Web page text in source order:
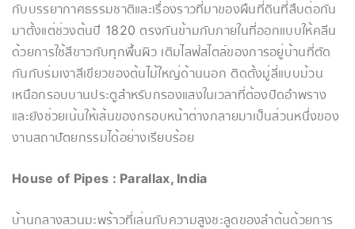
กับบรรยากาศธรรมชาติและเรื่องราวที่มาของผืนที่ดินที่สืบต่อกัน
มาตั้งแต่ช่วงต้นปี 1820 ตรงกันข้ามกับภายในที่ออกแบบให้คลีน
ด้วยการใช้สีขาวกับทุกพื้นผิว เติมไลฟ์สไตล์ของการอยู่บ้านที่ตัด
กันกับร่มเงาสีเขียวของต้นไม้ใหญ่ด้านนอก ติดตั้งมู่ลี่แบบม้วน
เหนือกรอบบานประตูสำหรับกรองแสงในเวลาที่ต้องปิดอำพราง
และยังช่วยเน้นให้เส้นของกรอบหน้าต่างกลายมาเป็นส่วนหนึ่งของ
งานสถาปัตยกรรมได้อย่างเรียบร้อย
House of Pipes : Parallax, India
บ้านกลางสวนมะพร้าวที่เล่นกับความสูงชะลูดของลำต้นด้วยการ